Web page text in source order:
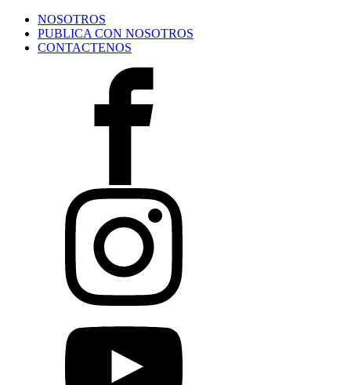
NOSOTROS
PUBLICA CON NOSOTROS
CONTACTENOS